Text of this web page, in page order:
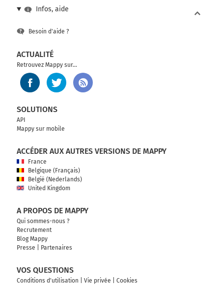
Infos, aide
Besoin d'aide ?
ACTUALITÉ
Retrouvez Mappy sur...
SOLUTIONS
API
Mappy sur mobile
ACCÉDER AUX AUTRES VERSIONS DE MAPPY
France
Belgique (Français)
België (Nederlands)
United Kingdom
A PROPOS DE MAPPY
Qui sommes-nous ?
Recrutement
Blog Mappy
Presse
Partenaires
VOS QUESTIONS
Conditions d'utilisation Vie privée Cookies